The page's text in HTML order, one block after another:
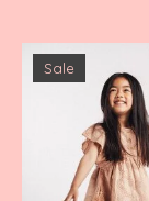
Sale